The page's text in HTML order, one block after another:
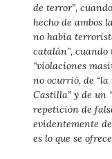
de terror”,
hecho de ambos
no había
catalán”,
“violaciones
no ocurrió, de
Castilla” y de un
repetición de
evidentemente
es lo que se